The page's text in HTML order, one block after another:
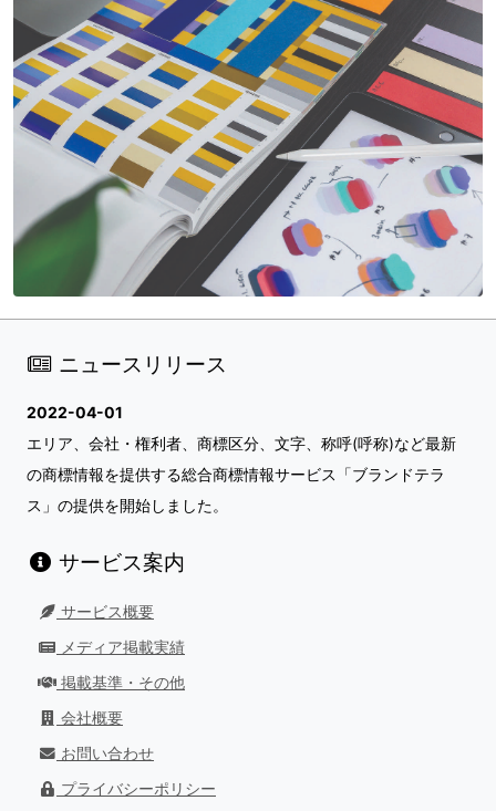
ニュースリリース
2022-04-01
エリア、会社・権利者、商標区分、文字、称呼(呼称)など最新
の商標情報を提供する総合商標情報サービス「ブランドテラ
ス」の提供を開始しました。
サービス案内
サービス概要
メディア掲載実績
掲載基準・その他
会社概要
お問い合わせ
プライバシーポリシー